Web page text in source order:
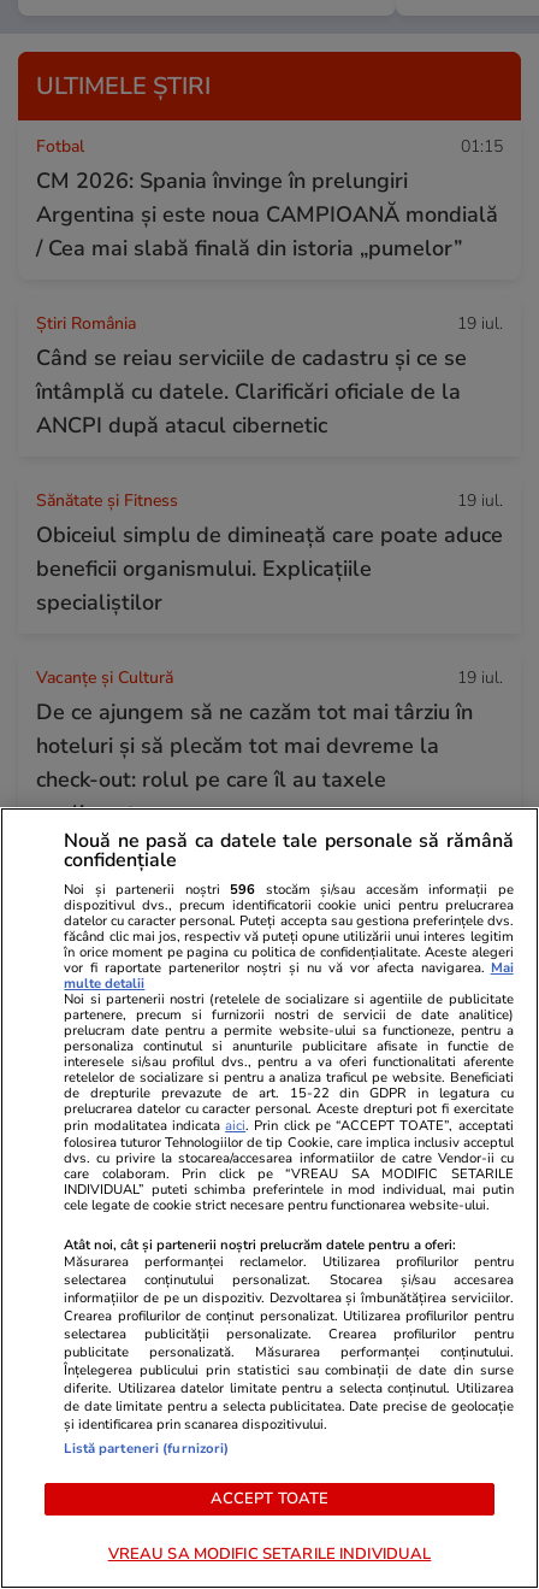
ULTIMELE ȘTIRI
Fotbal 01:15
CM 2026: Spania învinge în prelungiri
Argentina și este noua CAMPIOANĂ mondială
/ Cea mai slabă finală din istoria „pumelor”
Știri România 19 iul.
Când se reiau serviciile de cadastru și ce se
întâmplă cu datele. Clarificări oficiale de la
ANCPI după atacul cibernetic
Sănătate și Fitness 19 iul.
Obiceiul simplu de dimineață care poate aduce
beneficii organismului. Explicațiile
specialiștilor
Vacanțe și Cultură 19 iul.
De ce ajungem să ne cazăm tot mai târziu în
hoteluri și să plecăm tot mai devreme la
check-out: rolul pe care îl au taxele
suplimentare
Citește mai multe
TRENDING
Fotbal 01:15
CM 2026: Spania învinge în prelungiri
Argentina și este noua CAMPIOANĂ mondială
/ Cea mai slabă finală din istoria „pumelor”
Vacanțe și Cultură 19 iul.
Mesaje de Sfântul Ilie 2026. Urări și felicitări
de Sfântul Ilie 2026
Știri România 19 iul.
Rezultatele loto din 19 iulie 2026. Numerele
câștigătoare extrase duminică
Horoscop 19 iul.
Horoscop 20 iulie 2026. Peștii pot să aibă
conflicte din cauza unor cheltuieli necugetate
Nouă ne pasă ca datele tale personale să rămână
confidențiale
Noi și partenerii noștri 596 stocăm și/sau accesăm informații pe
dispozitivul dvs., precum identificatorii cookie unici pentru prelucrarea
datelor cu caracter personal. Puteți accepta sau gestiona preferințele dvs.
făcând clic mai jos, respectiv vă puteți opune utilizării unui interes legitim
în orice moment pe pagina cu politica de confidențialitate. Aceste alegeri
vor fi raportate partenerilor noștri și nu vă vor afecta navigarea. Mai
multe detalii
Noi si partenerii nostri (retelele de socializare si agentiile de publicitate
partenere, precum si furnizorii nostri de servicii de date analitice)
prelucram date pentru a permite website-ului sa functioneze, pentru a
personaliza continutul si anunturile publicitare afisate in functie de
interesele si/sau profilul dvs., pentru a va oferi functionalitati aferente
retelelor de socializare si pentru a analiza traficul pe website. Beneficiati
de drepturile prevazute de art. 15-22 din GDPR in legatura cu
prelucrarea datelor cu caracter personal. Aceste drepturi pot fi exercitate
prin modalitatea indicataaici. Prin click pe “ACCEPT TOATE”, acceptati
folosirea tuturor Tehnologiilor de tip Cookie, care implica inclusiv acceptul
dvs. cu privire la stocarea/accesarea informatiilor de catre Vendor-ii cu
care colaboram. Prin click pe “VREAU SA MODIFIC SETARILE
INDIVIDUAL” puteti schimba preferintele in mod individual, mai putin
cele legate de cookie strict necesare pentru functionarea website-ului.
Atât noi, cât și partenerii noștri prelucrăm datele pentru a oferi:
Măsurarea performanței reclamelor. Utilizarea profilurilor pentru
selectarea conținutului personalizat. Stocarea și/sau accesarea
informațiilor de pe un dispozitiv. Dezvoltarea și îmbunătățirea serviciilor.
Crearea profilurilor de conținut personalizat. Utilizarea profilurilor pentru
selectarea publicității personalizate. Crearea profilurilor pentru
publicitate personalizată. Măsurarea performanței conținutului.
Înțelegerea publicului prin statistici sau combinații de date din surse
diferite. Utilizarea datelor limitate pentru a selecta conținutul. Utilizarea
de date limitate pentru a selecta publicitatea. Date precise de geolocație
și identificarea prin scanarea dispozitivului.
Listă parteneri (furnizori)
ACCEPT TOATE
VREAU SA MODIFIC SETARILE INDIVIDUAL